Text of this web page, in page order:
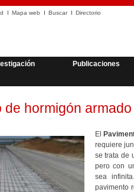
Mapa web Buscar Directorio
Publicaciones
de hormigón
El
requiere
se trata de
pero con
sea
pavimento